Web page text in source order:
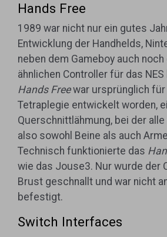
Hands Free
1989 war nicht nur ein gutes
Entwicklung der Handhelds,
neben dem Gameboy auch noch
ähnlichen Controller für das NES
Hands Freewar ursprünglich
Tetraplegie entwickelt worden,
Querschnittlähmung, bei der
also sowohl Beine als auch
Technisch funktionierte das
wie das Jouse3. Nur wurde der
Brust geschnallt und war nicht
befestigt.
Switch Interfaces